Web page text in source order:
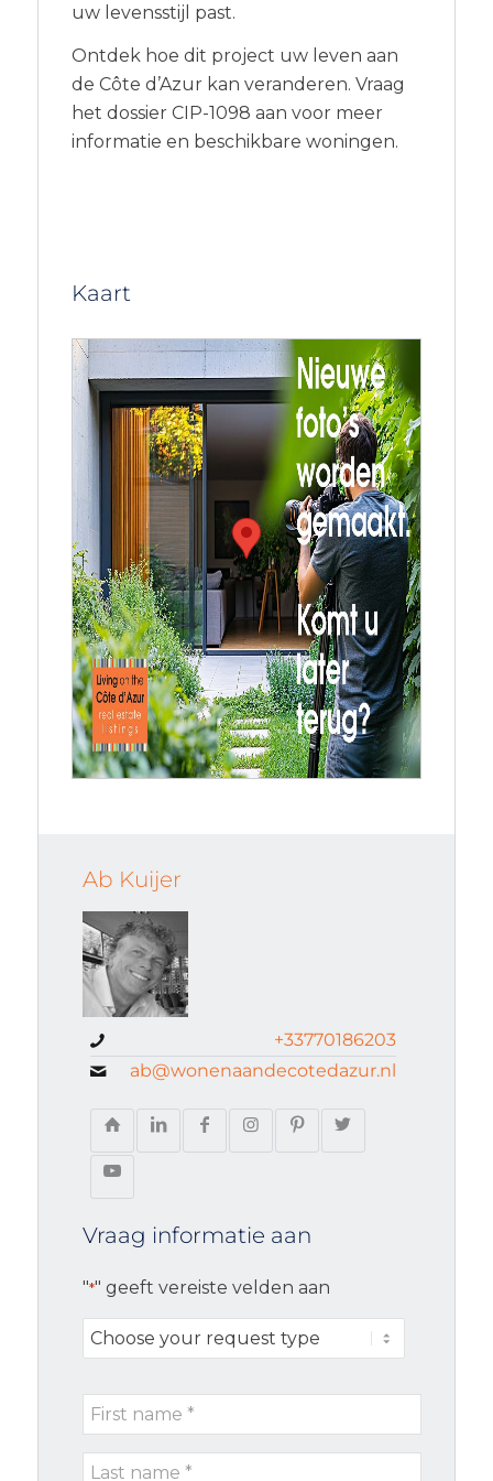
uw levensstijl past.
Ontdek hoe dit project uw leven aan
de Côte d’Azur kan veranderen. Vraag
het dossier CIP-1098 aan voor meer
informatie en beschikbare woningen.
Kaart
Ab Kuijer
+33770186203
ab@wonenaandecotedazur.nl
Vraag informatie aan
"*" geeft vereiste velden aan
Choose
your
type
First
name
Last